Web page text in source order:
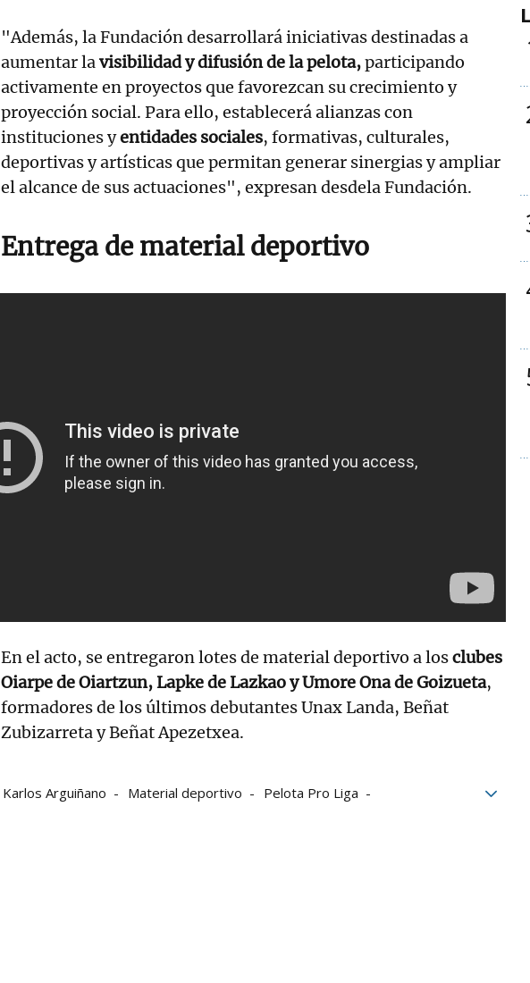
"Además, la Fundación desarrollará iniciativas destinadas a
aumentar lavisibilidad y difusión de la pelota,participando
activamente en proyectos que favorezcan su crecimiento y
proyección social. Para ello, establecerá alianzas con
instituciones yentidades sociales, formativas, culturales,
deportivas y artísticas que permitan generar sinergias y ampliar
el alcance de sus actuaciones", expresan desdela Fundación.
Entrega de material deportivo
En el acto, se entregaron lotes de material deportivo a losclubes
Oiarpe de Oiartzun, Lapke de Lazkao y Umore Ona de Goizueta,
formadores de los últimos debutantes Unax Landa, Beñat
Zubizarreta y Beñat Apezetxea.
Karlos Arguiñano Material deportivo
Pelota Pro Liga